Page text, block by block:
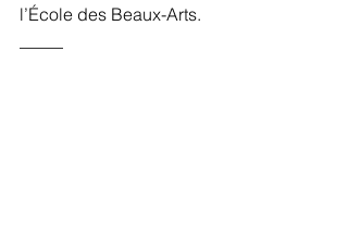
l’École des Beaux-Arts.